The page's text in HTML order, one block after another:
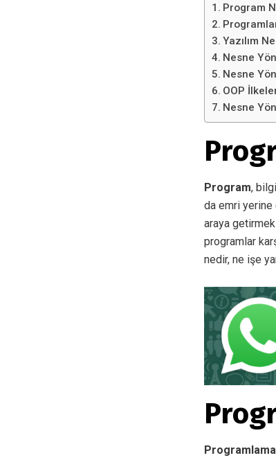
Program
Yazılım
Nesne
Nesne
OOP
Nesne
Program,
da emri yerine
araya
programlar
nedir, ne işe